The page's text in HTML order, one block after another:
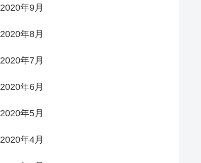
2020年9月
2020年8月
2020年7月
2020年6月
2020年5月
2020年4月